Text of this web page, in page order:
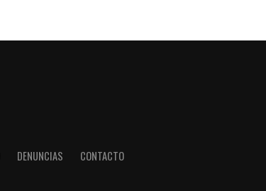
DENUNCIAS CONTACTO